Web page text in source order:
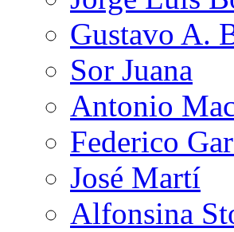
Gustavo A.
Sor Juana
Antonio
Federico
José Martí
Alfonsina